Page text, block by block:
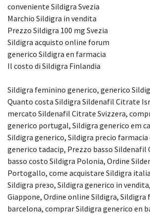
conveniente Sildigra Svezia
Marchio Sildigra in vendita
Prezzo Sildigra 100 mg Svezia
Sildigra acquisto online forum
generico Sildigra en farmacia
Il costo di Sildigra Finlandia
Sildigra feminino generico, generico
Quanto costa Sildigra Sildenafil Citrate
mercato Sildenafil Citrate Svizzera,
generico portugal, Sildigra generico em
Sildigra generico, Sildigra precio farmacia
generico tadacip, Prezzo basso Sildenafil
basso costo Sildigra Polonia, Ordine
Portogallo, come acquistare Sildigra
Sildigra preзo, Sildigra generico in
Giappone, Ordine online Sildigra, Sildigra
barcelona, comprar Sildigra generico en